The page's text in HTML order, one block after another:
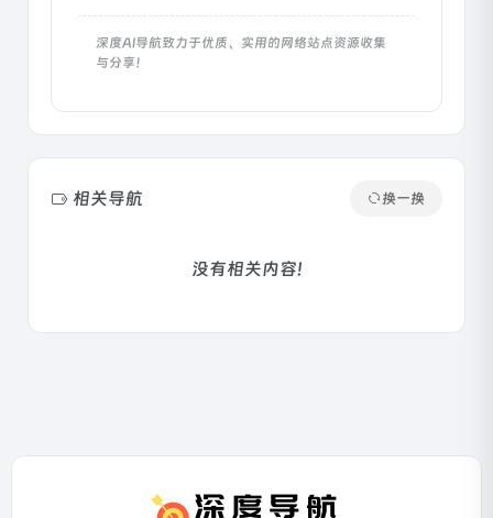
深度AI导航致力于优质、实用的网络站点资源收集
与分享！
相关导航 换一换
没有相关内容!